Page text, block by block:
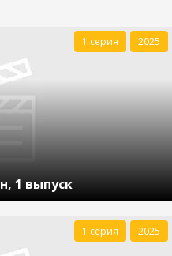
1 выпуск
1 серия 2025
1 серия 2025